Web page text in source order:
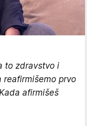
to zdravstvo i
reafirmišemo prvo
afirmišeš